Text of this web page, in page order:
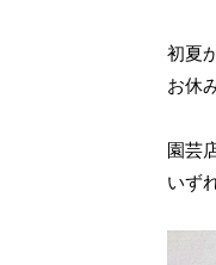
初夏
お休
園芸
いず